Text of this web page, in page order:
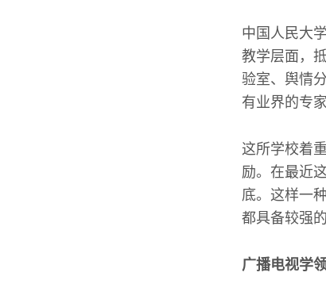
中国人民大
教学层面，
验室、舆情
有业界的专
这所学校着
励。在最近
底。这样一
都具备较强
广播电视学